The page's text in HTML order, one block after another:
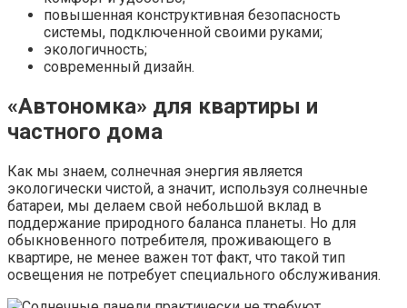
повышенная конструктивная безопасность
системы, подключенной своими руками;
экологичность;
современный дизайн.
«Автономка» для квартиры и
частного дома
Как мы знаем, солнечная энергия является
экологически чистой, а значит, используя солнечные
батареи, мы делаем свой небольшой вклад в
поддержание природного баланса планеты. Но для
обыкновенного потребителя, проживающего в
квартире, не менее важен тот факт, что такой тип
освещения не потребует специального обслуживания.